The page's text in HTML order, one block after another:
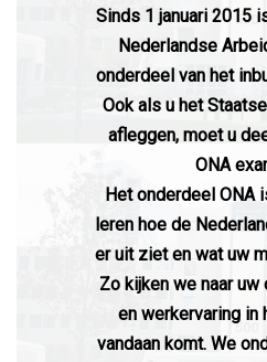
Sinds 1 januari 2015
Nederlandse
onderdeel van het
Ook als u het
afleggen, moet u
ONA
Het onderdeel ONA
leren hoe de
er uit ziet en wat uw
Zo kijken we naar
en werkervaring in
vandaan komt. We